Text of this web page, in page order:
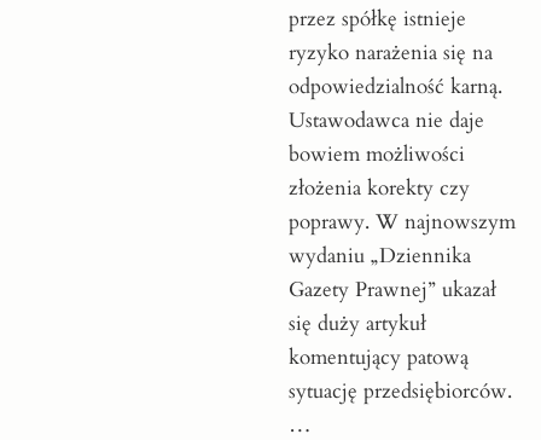
przez spółkę istnieje
ryzyko narażenia się na
odpowiedzialność karną.
Ustawodawca nie daje
bowiem możliwości
złożenia korekty czy
poprawy. W najnowszym
wydaniu „Dziennika
Gazety Prawnej” ukazał
się duży artykuł
komentujący patową
sytuację przedsiębiorców.
…